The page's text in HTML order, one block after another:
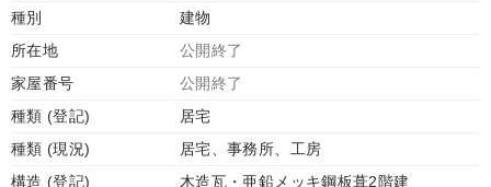
種別
建物
所在地
公開終了
家屋番号
公開終了
種類 (登記)
居宅
種類 (現況)
居宅、事務所、工房
構造 (登記)
木造瓦・亜鉛メッキ鋼板葺2階建